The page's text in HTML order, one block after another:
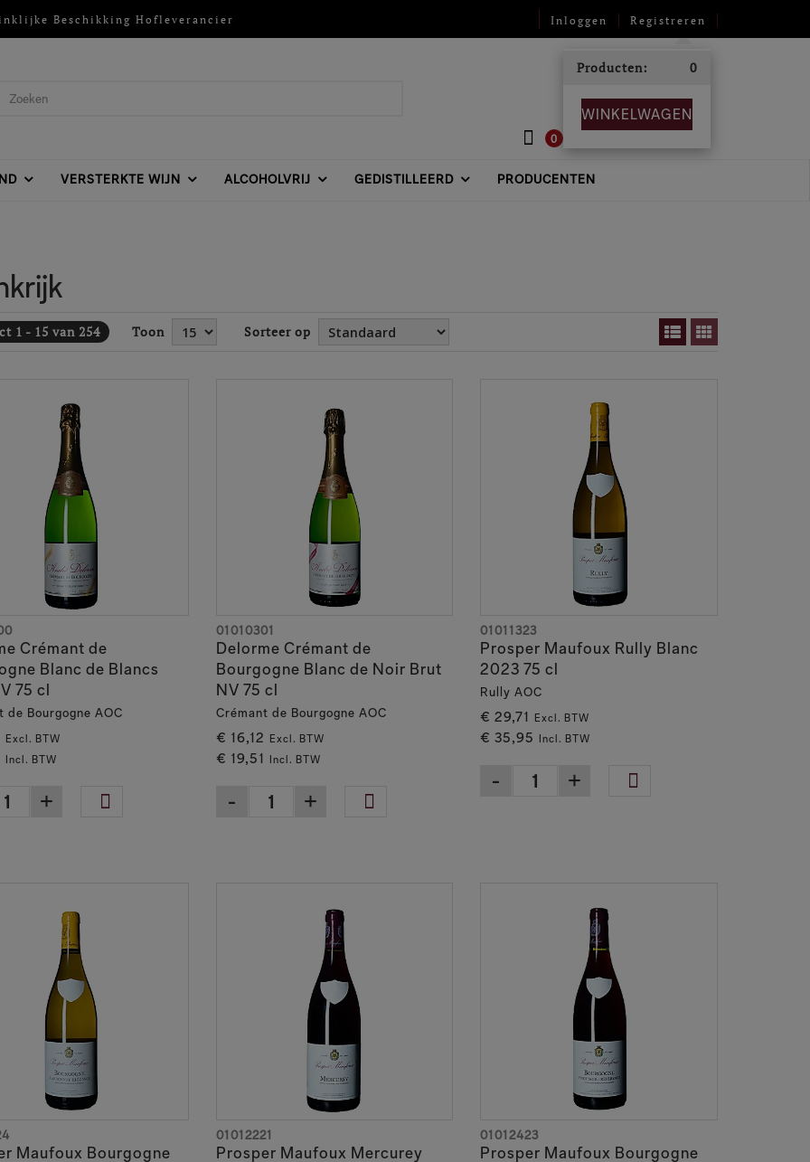
Beschikking Hofleverancier Inloggen Registreren
0
Producten: 0
WINKELWAGEN
VERSTERKTE WIJN ALCOHOLVRIJ GEDISTILLEERD PRODUCENTEN
1 - 15 van 254 Toon Sorteer op
Crémant de
Blanc de Blancs
75 cl
de Bourgogne AOC
Excl. BTW
Incl. BTW
Delorme Crémant de
Bourgogne Blanc de Noir Brut
NV 75 cl
Crémant de Bourgogne AOC
€ 16,12 Excl. BTW
€ 19,51 Incl. BTW
01010301
Prosper Maufoux Rully Blanc
2023 75 cl
Rully AOC
€ 29,71 Excl. BTW
€ 35,95 Incl. BTW
01011323
Maufoux Bourgogne
Prosper Maufoux Mercurey
01012221
Prosper Maufoux Bourgogne
01012423